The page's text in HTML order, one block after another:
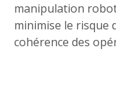
manipulation
minimise le risque
cohérence des